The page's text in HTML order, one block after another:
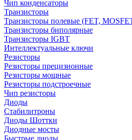
Чип конденсаторы
Транзисторы
Транзисторы полевые (FET,
Транзисторы биполярные
Транзисторы IGBT
Интеллектуальные ключи
Резисторы
Резисторы прецизионные
Резисторы мощные
Резисторы подстроечные
Чип резисторы
Диоды
Стабилитроны
Диоды Шоттки
Диодные мосты
Быстрые диоды